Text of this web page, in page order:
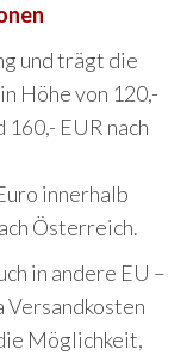
und trägt die
Höhe von 120,-
EUR nach
innerhalb
Österreich.
in andere EU –
Versandkosten
Möglichkeit,